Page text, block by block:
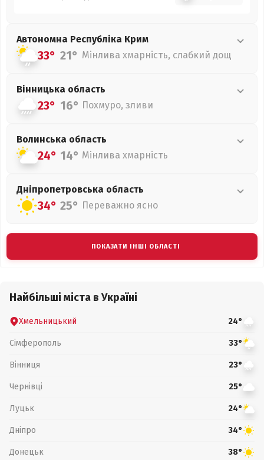
Автономна Республіка Крим
33° 21° Мінлива хмарність, слабкий дощ
Вінницька область
23° 16° Похмуро, зливи
Волинська область
24° 14° Мінлива хмарність
Дніпропетровська область
34° 25° Переважно ясно
ПОКАЗАТИ ІНШІ ОБЛАСТІ
Найбільші міста в Україні
Хмельницький 24°
Сімферополь 33°
Вінниця 23°
Чернівці 25°
Луцьк 24°
Дніпро 34°
Донецьк 38°